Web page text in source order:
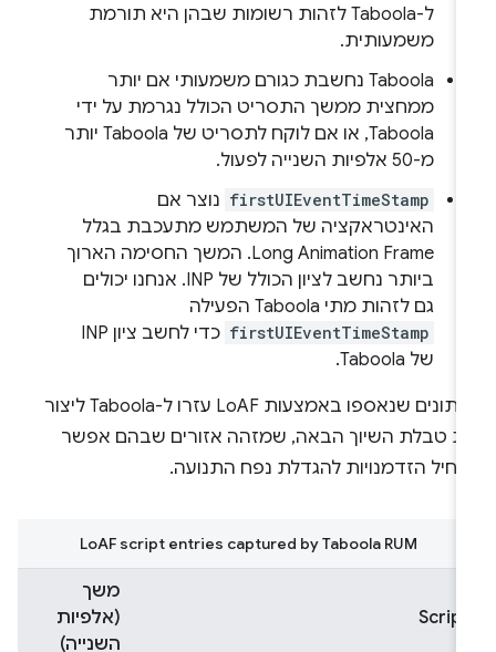
ל-Taboola לזהות רשומות שבהן היא תורמת
משמעותית.
‫Taboola נחשבת כגורם משמעותי אם יותר
ממחצית ממשך התסריט הכולל נגרמת על ידי
Taboola, או אם לוקח לתסריט של Taboola יותר
firstUIEventTimeStamp נוצר אם
האינטראקציה של המשתמש מתעכבת בגלל
Long Animation Frame. המשך החסימה הארוך
ביותר נחשב לציון הכולל של INP. אנחנו יכולים
גם לזהות מתי Taboola הפעילה
firstUIEventTimeStamp
כדי לחשב ציון INP
של Taboola.
הנתונים שנאספו באמצעות LoAF עזרו ל-Taboola ליצור
טבלת השיוך הבאה, שמזהה אזורים שבהם אפשר
הזדמנויות להגדלת נפח התנועה.
Script
משך
(אלפיות
השנייה)
LoAF script entries captured by Taboola RUM